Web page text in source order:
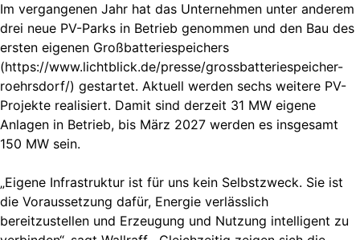
Im vergangenen Jahr hat das Unternehmen unter anderem
drei neue PV-Parks in Betrieb genommen und den Bau des
ersten eigenen Großbatteriespeichers
(https://www.lichtblick.de/presse/grossbatteriespeicher-
roehrsdorf/) gestartet. Aktuell werden sechs weitere PV-
Projekte realisiert. Damit sind derzeit 31 MW eigene
Anlagen in Betrieb, bis März 2027 werden es insgesamt
150 MW sein.
„Eigene Infrastruktur ist für uns kein Selbstzweck. Sie ist
die Voraussetzung dafür, Energie verlässlich
bereitzustellen und Erzeugung und Nutzung intelligent zu